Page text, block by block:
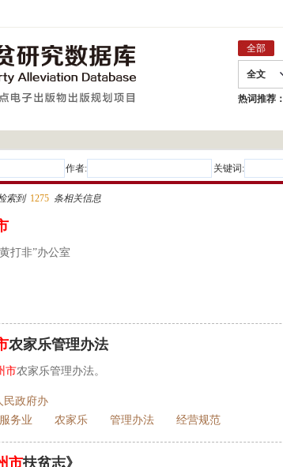
全部
全文
热词推荐：
作者: 关键词:
索到 1275 条相关信息
打非”办公室
农家乐管理办法
市农家乐管理办法。
民政府办
务业 农家乐 管理办法 经营规范
市扶贫志》